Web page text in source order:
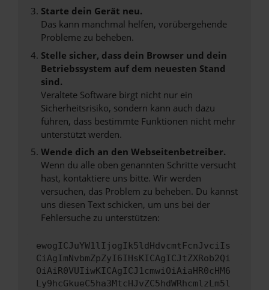
Starte dein Gerät neu.
Das kann manchmal helfen, vorübergehende
Probleme zu beheben.
Stelle sicher, dass dein Browser und dein
Betriebssystem auf dem neuesten Stand
sind.
Veraltete Software birgt nicht nur ein
Sicherheitsrisiko, sondern kann auch dazu
führen, dass bestimmte Funktionen nicht mehr
unterstützt werden.
Wende dich an den Webseitenbetreiber.
Wenn du alle oben genannten Schritte versucht
hast, kontaktiere uns bitte. Wir werden
versuchen, das Problem zu beheben. Du kannst
uns diesen Text schicken, um uns bei der
Fehlersuche zu unterstützen:
ewogICJuYW1lIjogIk5ldHdvcmtFcnJvciIs
CiAgImNvbmZpZyI6IHsKICAgICJtZXRob2Qi
OiAiR0VUIiwKICAgICJ1cmwiOiAiaHR0cHM6
Ly9hcGkueC5ha3MtcHJvZC5hdWRhcmlzLm5l